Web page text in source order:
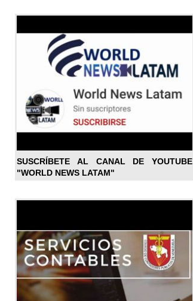
SUSCRÍBETE AL CANAL DE YOUTUBE
"WORLD NEWS LATAM"